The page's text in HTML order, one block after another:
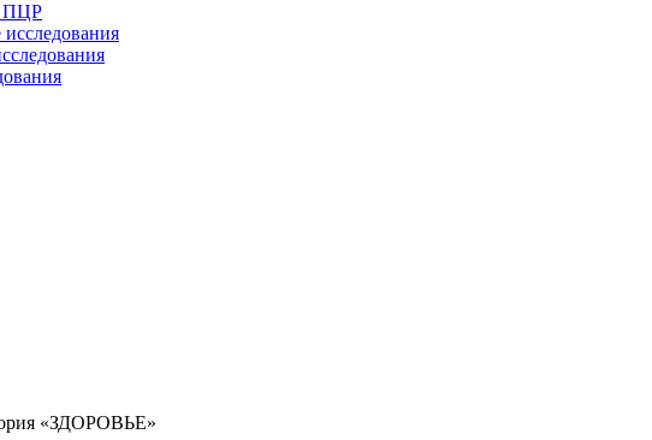
ПЦР
«ЗДОРОВЬЕ»